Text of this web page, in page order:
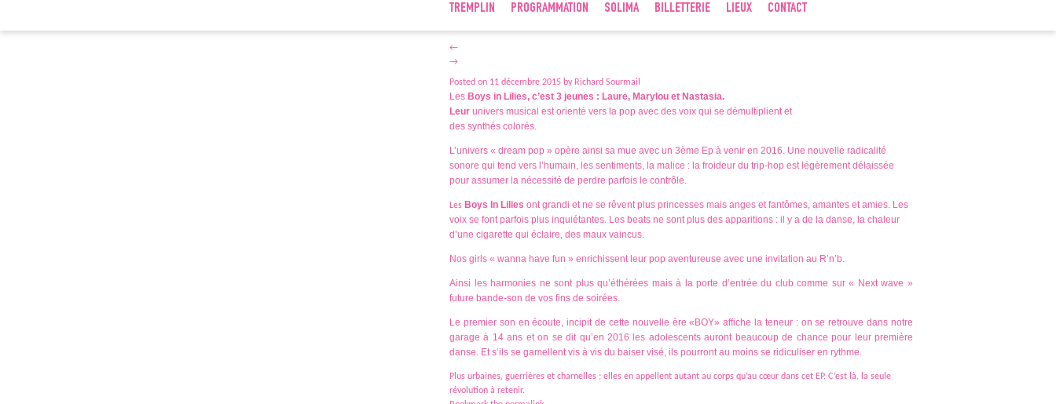
TREMPLIN PROGRAMMATION SOLIMA BILLETTERIE LIEUX CONTACT
←
→
Posted on 11 décembre 2015 by Richard Sourmail
Les Boys in Lilies, c’est 3 jeunes : Laure, Marylou et Nastasia.
Leur univers musical est orienté vers la pop avec des voix qui se démultiplient et
des synthés colorés.
L’univers « dream pop » opère ainsi sa mue avec un 3ème Ep à venir en 2016. Une nouvelle radicalité
sonore qui tend vers l’humain, les sentiments, la malice : la froideur du trip-hop est légèrement délaissée
pour assumer la nécessité de perdre parfois le contrôle.
Les Boys In Lilies ont grandi et ne se rêvent plus princesses mais anges et fantômes, amantes et amies. Les
voix se font parfois plus inquiétantes. Les beats ne sont plus des apparitions : il y a de la danse, la chaleur
d’une cigarette qui éclaire, des maux vaincus.
Nos girls « wanna have fun » enrichissent leur pop aventureuse avec une invitation au R’n’b.
Ainsi les harmonies ne sont plus qu’éthérées mais à la porte d’entrée du club comme sur « Next wave »
future bande-son de vos fins de soirées.
Le premier son en écoute, incipit de cette nouvelle ère «BOY» affiche la teneur : on se retrouve dans notre
garage à 14 ans et on se dit qu’en 2016 les adolescents auront beaucoup de chance pour leur première
danse. Et s’ils se gamellent vis à vis du baiser visé, ils pourront au moins se ridiculiser en rythme.
Plus urbaines, guerrières et charnelles ; elles en appellent autant au corps qu’au cœur dans cet EP. C’est là, la seule
révolution à retenir.